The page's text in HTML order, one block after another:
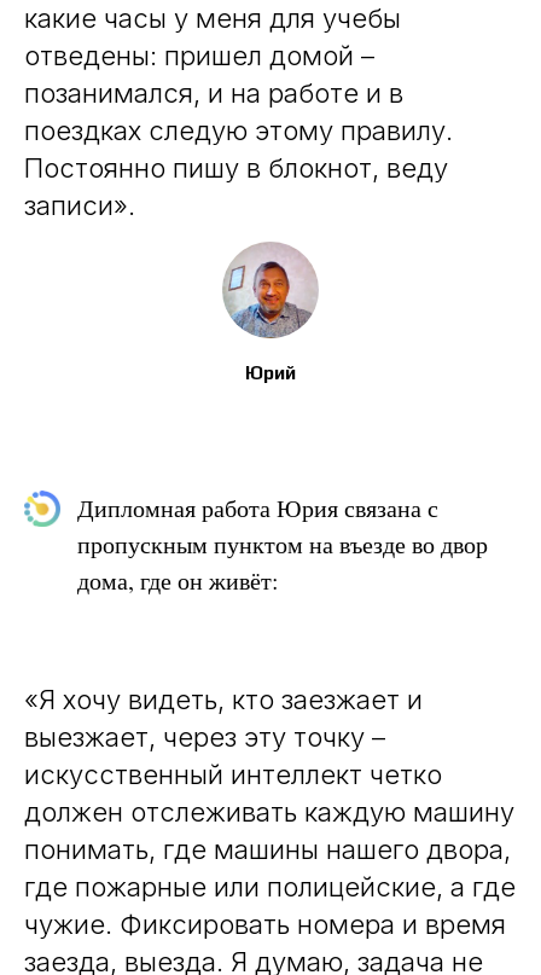
какие часы у меня для учебы
отведены: пришел домой –
позанимался, и на работе и в
поездках следую этому правилу.
Постоянно пишу в блокнот, веду
записи».
Юрий
Дипломная работа Юрия связана с
пропускным пунктом на въезде во двор
дома, где он живёт:
«Я хочу видеть, кто заезжает и
выезжает, через эту точку –
искусственный интеллект четко
должен отслеживать каждую машину
понимать, где машины нашего двора,
где пожарные или полицейские, а где
чужие. Фиксировать номера и время
заезда, выезда. Я думаю, задача не